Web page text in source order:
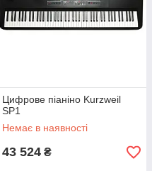
Цифрове піаніно Kurzweil
SP1
Немає в наявності
43 524 ₴